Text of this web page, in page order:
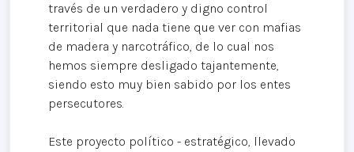
través de un verdadero y digno control
territorial que nada tiene que ver con mafias
de madera y narcotráfico, de lo cual nos
hemos siempre desligado tajantemente,
siendo esto muy bien sabido por los entes
persecutores.
Este proyecto político - estratégico, llevado